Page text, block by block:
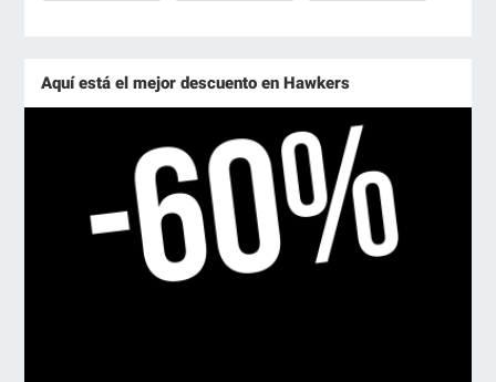
Aquí está el mejor descuento en Hawkers